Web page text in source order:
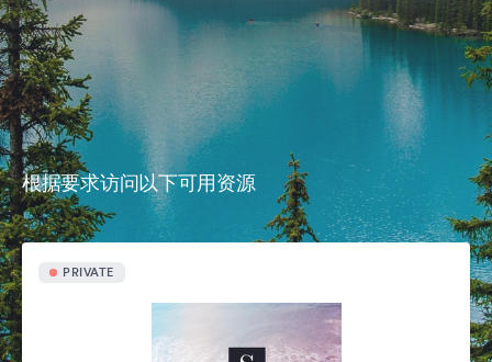
根据要求访问以下可用资源
PRIVATE